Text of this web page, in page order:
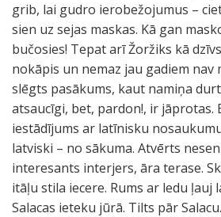
grib, lai gudro ierobežojumus –
sien uz sejas maskas. Kā gan
bučosies! Tepat arī Žoržiks kā
nokāpis un nemaz jau gadiem nav
slēgts pasākums, kaut namiņa
atsaucīgi, bet, pardon!, ir jāprotas.
iestādījums ar latīnisku
latviski – no sākuma. Atvērts
interesants interjers, āra terase.
itāļu stila iecere. Rums ar ledu ļauj
Salacas ieteku jūrā. Tilts pār